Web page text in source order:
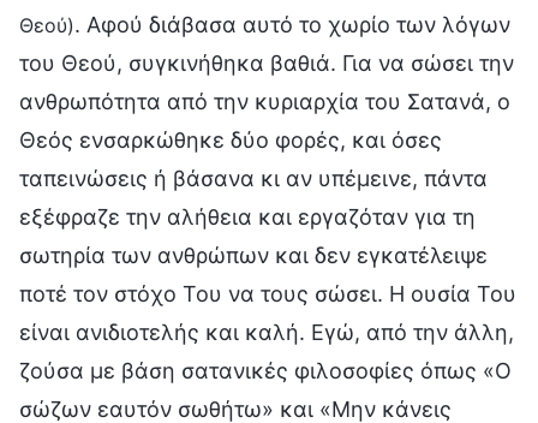
Θεού). Αφού διάβασα αυτό το χωρίο των λόγων
του Θεού, συγκινήθηκα βαθιά. Για να σώσει την
ανθρωπότητα από την κυριαρχία του Σατανά, ο
Θεός ενσαρκώθηκε δύο φορές, και όσες
ταπεινώσεις ή βάσανα κι αν υπέμεινε, πάντα
εξέφραζε την αλήθεια και εργαζόταν για τη
σωτηρία των ανθρώπων και δεν εγκατέλειψε
ποτέ τον στόχο Του να τους σώσει. Η ουσία Του
είναι ανιδιοτελής και καλή. Εγώ, από την άλλη,
ζούσα με βάση σατανικές φιλοσοφίες όπως «Ο
σώζων εαυτόν σωθήτω» και «Μην κάνεις